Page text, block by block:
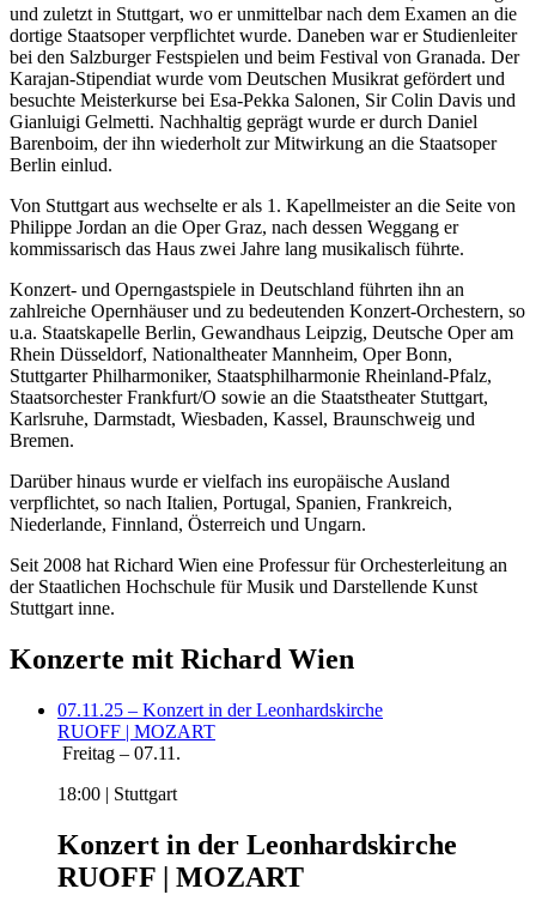
und zuletzt in Stuttgart, wo er unmittelbar nach dem Examen an die
dortige Staatsoper verpflichtet wurde. Daneben war er Studienleiter
bei den Salzburger Festspielen und beim Festival von Granada. Der
Karajan-Stipendiat wurde vom Deutschen Musikrat gefördert und
besuchte Meisterkurse bei Esa-Pekka Salonen, Sir Colin Davis und
Gianluigi Gelmetti. Nachhaltig geprägt wurde er durch Daniel
Barenboim, der ihn wiederholt zur Mitwirkung an die Staatsoper
Berlin einlud.
Von Stuttgart aus wechselte er als 1. Kapellmeister an die Seite von
Philippe Jordan an die Oper Graz, nach dessen Weggang er
kommissarisch das Haus zwei Jahre lang musikalisch führte.
Konzert- und Operngastspiele in Deutschland führten ihn an
zahlreiche Opernhäuser und zu bedeutenden Konzert-Orchestern, so
u.a. Staatskapelle Berlin, Gewandhaus Leipzig, Deutsche Oper am
Rhein Düsseldorf, Nationaltheater Mannheim, Oper Bonn,
Stuttgarter Philharmoniker, Staatsphilharmonie Rheinland-Pfalz,
Staatsorchester Frankfurt/O sowie an die Staatstheater Stuttgart,
Karlsruhe, Darmstadt, Wiesbaden, Kassel, Braunschweig und
Bremen.
Darüber hinaus wurde er vielfach ins europäische Ausland
verpflichtet, so nach Italien, Portugal, Spanien, Frankreich,
Niederlande, Finnland, Österreich und Ungarn.
Seit 2008 hat Richard Wien eine Professur für Orchesterleitung an
der Staatlichen Hochschule für Musik und Darstellende Kunst
Stuttgart inne.
Konzerte mit Richard Wien
07.11.25 – Konzert in der Leonhardskirche
RUOFF | MOZART
Freitag – 07.11.
18:00 | Stuttgart
Konzert in der Leonhardskirche
RUOFF | MOZART